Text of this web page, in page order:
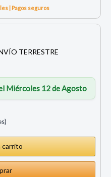
| Pagos seguros
TERRESTRE
Miércoles 12 de Agosto